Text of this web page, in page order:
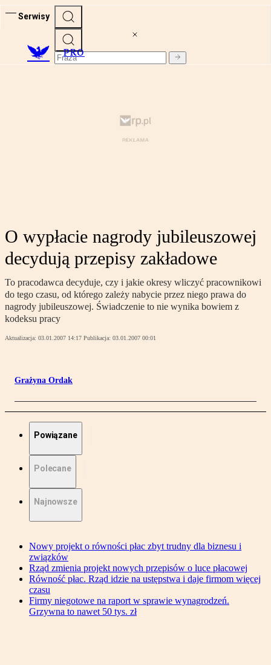
Serwisy
PRO
O wypłacie nagrody jubileuszowej
decydują przepisy zakładowe
To pracodawca decyduje, czy i jakie okresy wliczyć pracownikowi
do tego czasu, od którego zależy nabycie przez niego prawa do
nagrody jubileuszowej. Świadczenie to nie wynika bowiem z
kodeksu pracy
Aktualizacja: 03.01.2007 14:17 Publikacja: 03.01.2007 00:01
Grażyna Ordak
Powiązane
Polecane
Najnowsze
Nowy projekt o równości płac zbyt trudny dla biznesu i
związków
Rząd zmienia projekt nowych przepisów o luce płacowej
Równość płac. Rząd idzie na ustępstwa i daje firmom więcej
czasu
Firmy niegotowe na raport w sprawie wynagrodzeń.
Grzywna to nawet 50 tys. zł